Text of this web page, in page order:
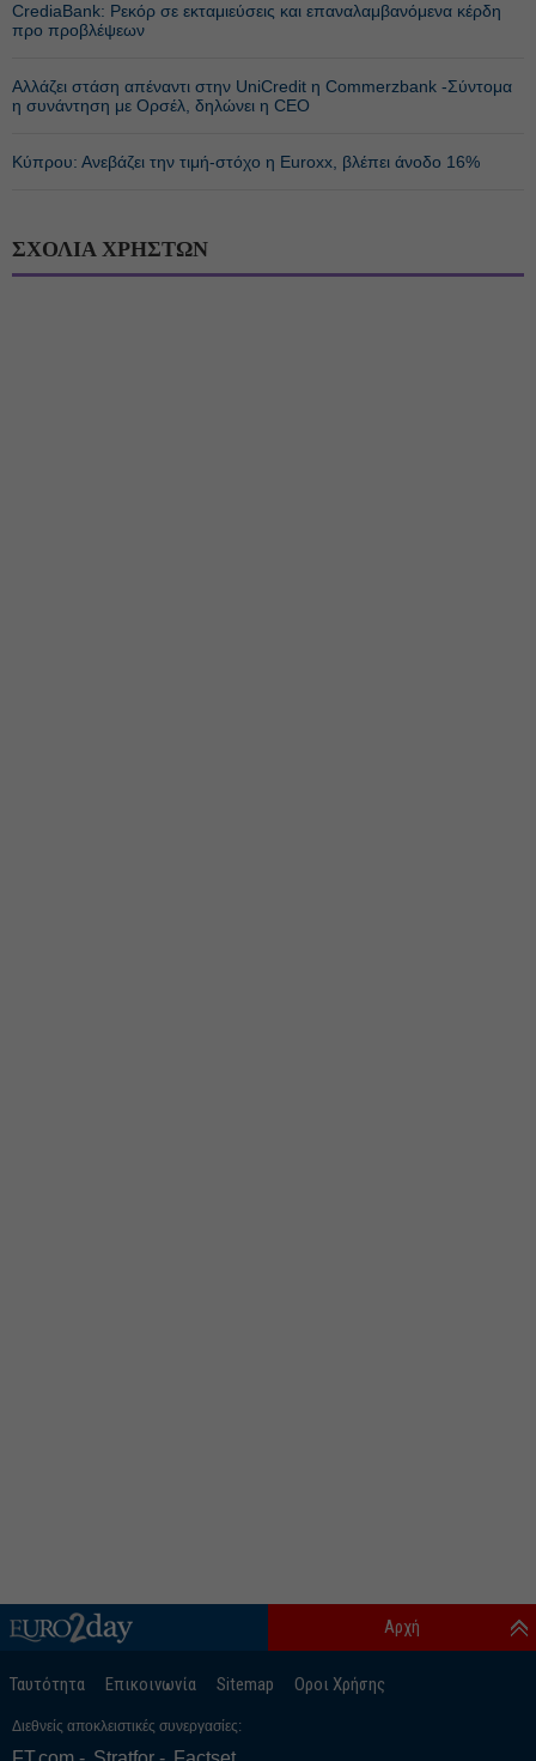
CrediaBank: Ρεκόρ σε εκταμιεύσεις και επαναλαμβανόμενα κέρδη
προ προβλέψεων
Αλλάζει στάση απέναντι στην UniCredit η Commerzbank -Σύντομα
η συνάντηση με Ορσέλ, δηλώνει η CEO
Κύπρου: Ανεβάζει την τιμή-στόχο η Euroxx, βλέπει άνοδο 16%
ΣΧΟΛΙΑ ΧΡΗΣΤΩΝ
Ταυτότητα Επικοινωνία Sitemap Οροι Χρήσης
Αρχή
Διεθνείς αποκλειστικές συνεργασίες: